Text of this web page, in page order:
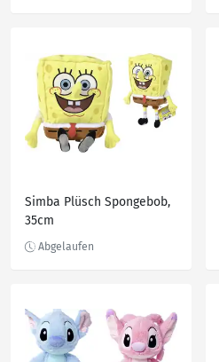
Simba Plüsch Spongebob,
35cm